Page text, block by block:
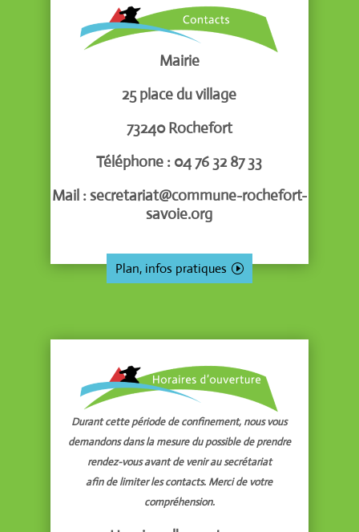
Mairie
25 place du village
73240 Rochefort
Téléphone : 04 76 32 87 33
Mail : secretariat@commune-rochefort-
savoie.org
Plan, infos pratiques
Durant cette période de confinement, nous vous
demandons dans la mesure du possible de prendre
rendez-vous avant de venir au secrétariat
afin de limiter les contacts. Merci de votre
compréhension.